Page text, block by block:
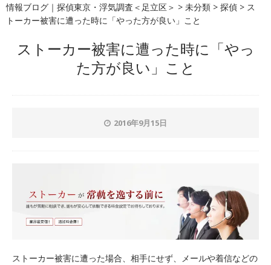
情報ブログ｜探偵東京・浮気調査＜足立区＞ > 未分類 > 探偵 > ス
トーカー被害に遭った時に「やった方が良い」こと
ストーカー被害に遭った時に「やっ
た方が良い」こと
2016年9月15日
ストーカー被害に遭った場合、相手にせず、メールや着信などの